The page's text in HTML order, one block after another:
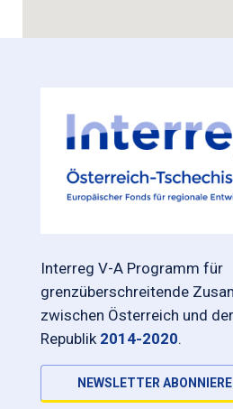
Interreg V-A Programm für
grenzüberschreitende
zwischen Österreich und
Republik 2014-2020.
NEWSLETTER